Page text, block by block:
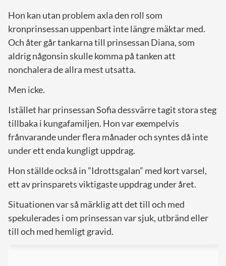
Hon kan utan problem axla den roll som
kronprinsessan uppenbart inte längre mäktar med.
Och åter går tankarna till prinsessan Diana, som
aldrig någonsin skulle komma på tanken att
nonchalera de allra mest utsatta.
Men icke.
Istället har prinsessan Sofia dessvärre tagit stora steg
tillbaka i kungafamiljen. Hon var exempelvis
frånvarande under flera månader och syntes då inte
under ett enda kungligt uppdrag.
Hon ställde också in ”Idrottsgalan” med kort varsel,
ett av prinsparets viktigaste uppdrag under året.
Situationen var så märklig att det till och med
spekulerades i om prinsessan var sjuk, utbränd eller
till och med hemligt gravid.